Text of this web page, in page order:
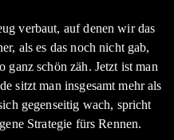
verbaut, auf denen wir das
als es das noch nicht gab,
schön zäh. Jetzt ist man
sitzt man insgesamt mehr als
gegenseitig wach, spricht
Strategie fürs Rennen.